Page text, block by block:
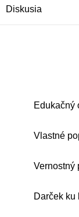
Diskusia
Edukačný
Vlastné
Vernostný
Darček ku